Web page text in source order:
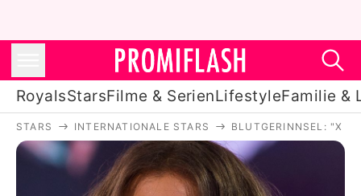
RoyalsStarsFilme & SerienLifestyleFamilie &
Royals
Stars
STARS INTERNATIONALE STARS BLUTGERINNSEL: "X